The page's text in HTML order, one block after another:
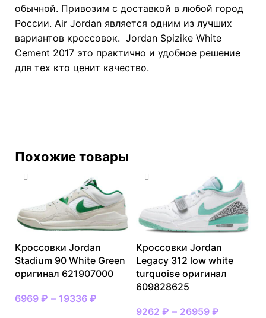
обычной. Привозим с доставкой в любой город
России. Air Jordan является одним из лучших
вариантов кроссовок. Jordan Spizike White
Cement 2017 это практично и удобное решение
для тех кто ценит качество.
Похожие товары
Кроссовки Jordan
Stadium 90 White Green
оригинал 621907000
6969 ₽ – 19336 ₽
Кроссовки Jordan
Legacy 312 low white
turquoise оригинал
609828625
9262 ₽ – 26959 ₽